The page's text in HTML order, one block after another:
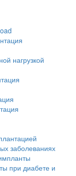
нагрузкой
заболеваниях
при диабете и